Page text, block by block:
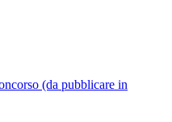
(da pubblicare in